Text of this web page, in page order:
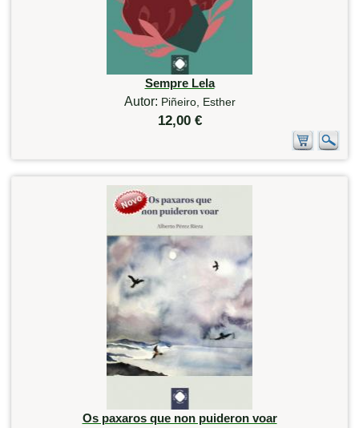
Sempre Lela
Autor: Piñeiro, Esther
12,00 €
Os paxaros que non puideron voar